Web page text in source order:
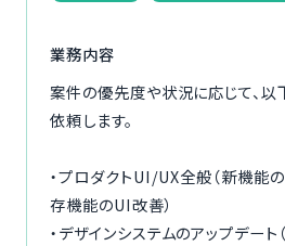
コーディネーター紹介
イベント/マガジン
法人の方
業務内容
案件の優先度や状況に応じて、
依頼します。
・プロダクトUI/UX全般（新機能の
存機能のUI改善）
・デザインシステムのアップデー